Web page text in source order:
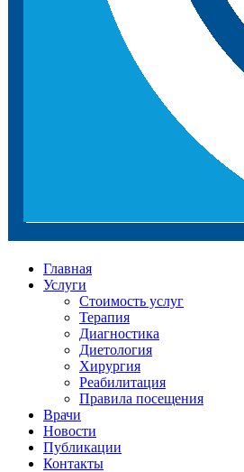
Главная
Услуги
Стоимость услуг
Терапия
Диагностика
Диетология
Хирургия
Реабилитация
Правила посещения
Врачи
Новости
Публикации
Контакты